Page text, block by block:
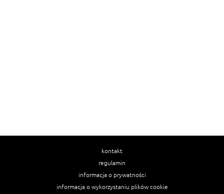
kontakt
regulamin
informacja o prywatności
informacja o wykorzystaniu plików cookie